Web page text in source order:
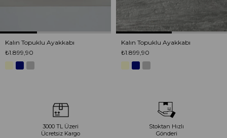
Kalın Topuklu Ayakkabı
₺1.899,90
Kalın Topuklu Ayakkabı
₺1.899,90
3000 TL Üzeri
Ücretsiz Kargo
Stoktan Hızlı
Gönderi